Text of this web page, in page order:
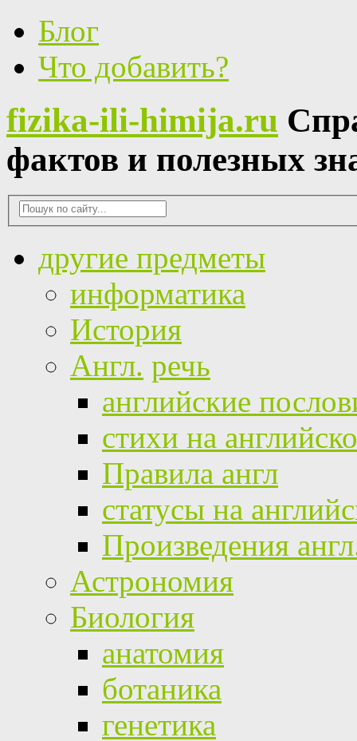
Блог
Что добавить?
fizika-ili-himija.ru
фактов и полезных
другие предметы
информатика
История
Англ. речь
английские
стихи на
Правила англ
статусы на
Произведения
Астрономия
Биология
анатомия
ботаника
генетика